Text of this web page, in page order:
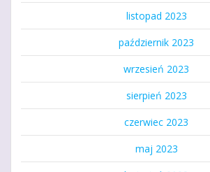
listopad 2023
październik 2023
wrzesień 2023
sierpień 2023
czerwiec 2023
maj 2023